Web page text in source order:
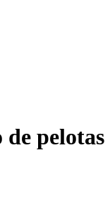
pelotas